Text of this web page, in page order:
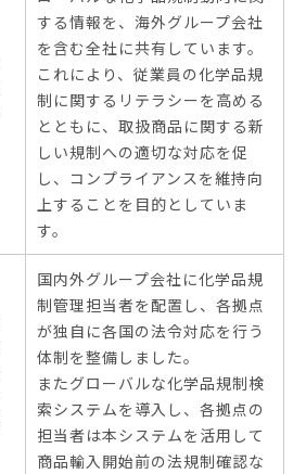
する情報を、海外グループ会社
を含む全社に共有しています。
これにより、従業員の化学品規
制に関するリテラシーを高める
とともに、取扱商品に関する新
しい規制への適切な対応を促
し、コンプライアンスを維持向
上することを目的としていま
す。
国内外グループ会社に化学品規
制管理担当者を配置し、各拠点
が独自に各国の法令対応を行う
体制を整備しました。
またグローバルな化学品規制検
索システムを導入し、各拠点の
担当者は本システムを活用して
商品輸入開始前の法規制確認な